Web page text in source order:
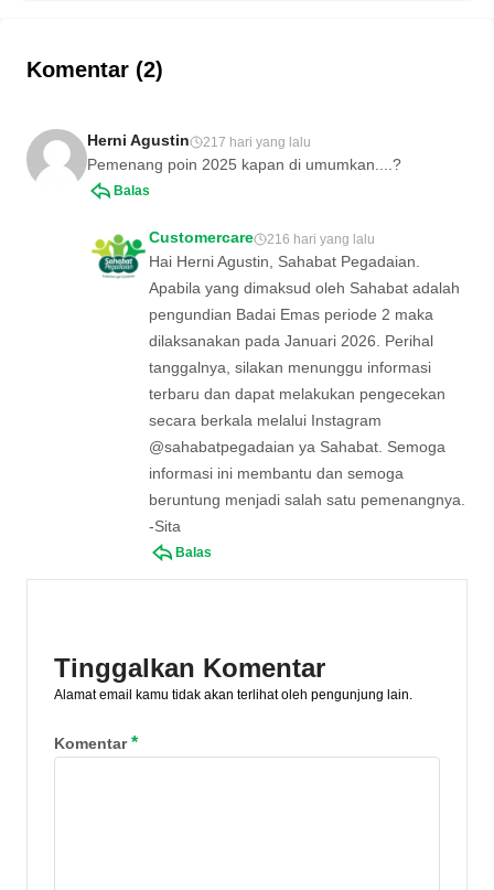
Sebenarnya, apa saja keuntungan
sini.
Komentar (2)
Herni Agustin 217 hari yang lalu
Pemenang poin 2025 kapan di umumkan....?
Balas
Customercare 216 hari yang lalu
Hai Herni Agustin, Sahabat Pegadaian.
Apabila yang dimaksud oleh Sahabat adalah
pengundian Badai Emas periode 2 maka
dilaksanakan pada Januari 2026. Perihal
tanggalnya, silakan menunggu informasi
terbaru dan dapat melakukan pengecekan
secara berkala melalui Instagram
@sahabatpegadaian ya Sahabat. Semoga
informasi ini membantu dan semoga
beruntung menjadi salah satu pemenangnya.
-Sita
Balas
Tinggalkan Komentar
Alamat email kamu tidak akan terlihat oleh pengunjung lain.
Komentar*